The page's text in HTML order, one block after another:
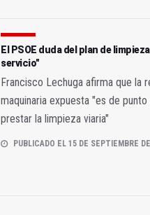
El PSOE duda del plan de
servicio"
Francisco Lechuga afirma que la
maquinaria expuesta "es de
prestar la limpieza viaria"
PUBLICADO EL 15 DE SEPTIEMBRE